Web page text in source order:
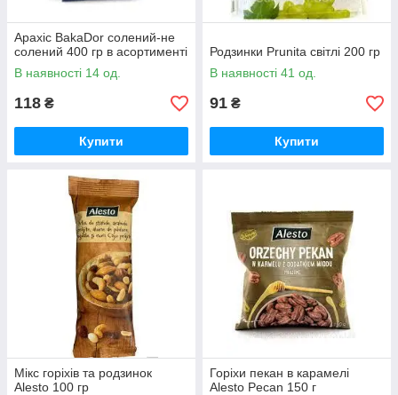
Арахіс BakaDor солений-не
солений 400 гр в асортименті
В наявності 14 од.
118 ₴
Купити
Родзинки Prunita світлі 200 гр
В наявності 41 од.
91 ₴
Купити
Мікс горіхів та родзинок
Alesto 100 гр
Горіхи пекан в карамелі
Alesto Pecan 150 г